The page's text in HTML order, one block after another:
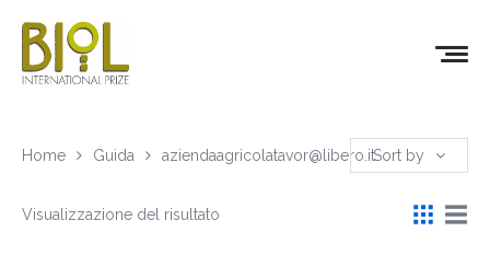
Home Guida aziendaagricolatavor@libero.itSort by
Visualizzazione del risultato